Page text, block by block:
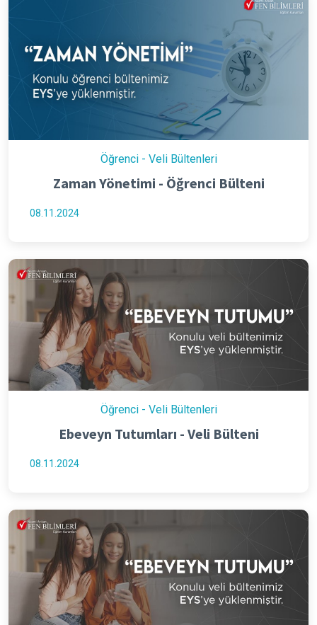
Öğrenci - Veli Bültenleri
Zaman Yönetimi - Öğrenci Bülteni
08.11.2024
Öğrenci - Veli Bültenleri
Ebeveyn Tutumları - Veli Bülteni
08.11.2024